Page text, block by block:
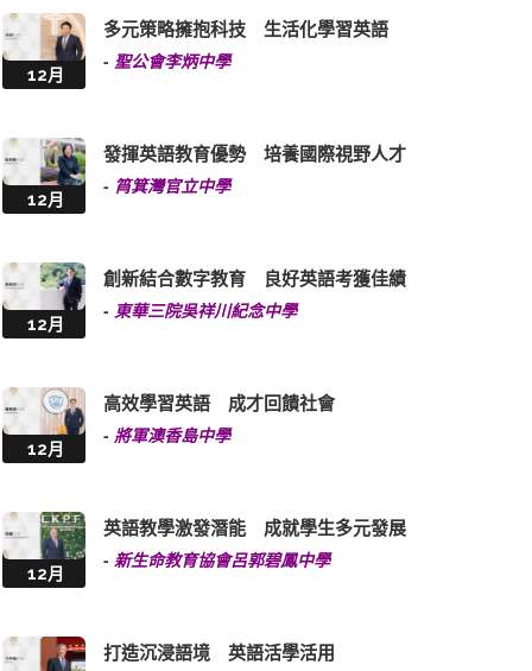
12月
多元策略擁抱科技 生活化學習英語
- 聖公會李炳中學
12月
發揮英語教育優勢 培養國際視野人才
- 筲箕灣官立中學
12月
創新結合數字教育 良好英語考獲佳績
- 東華三院吳祥川紀念中學
12月
高效學習英語 成才回饋社會
- 將軍澳香島中學
12月
英語教學激發潛能 成就學生多元發展
- 新生命教育協會呂郭碧鳳中學
打造沉浸語境 英語活學活用